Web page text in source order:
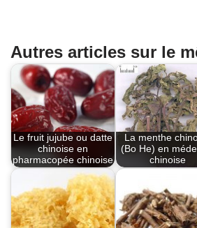
Autres articles sur le
Le fruit jujube ou datte
chinoise en
pharmacopée chinoise
La menthe
(Bo He) en
chinoise